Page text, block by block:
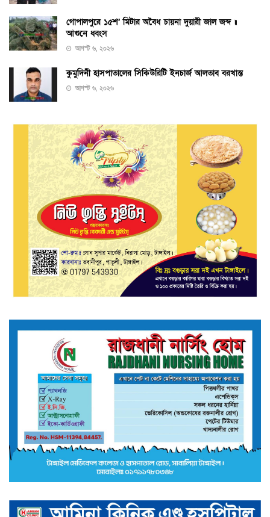
গোপালপুরে ১৫শ’ মিটার অবৈধ চায়না দুয়ারী জাল জব্দ ॥
আগুনে ধ্বংস
আগস্ট ৬, ২০২৬
কুমুদিনী হাসপাতালের সিকিউরিটি ইনচার্জ আলতাব বরখাস্ত
আগস্ট ৬, ২০২৬